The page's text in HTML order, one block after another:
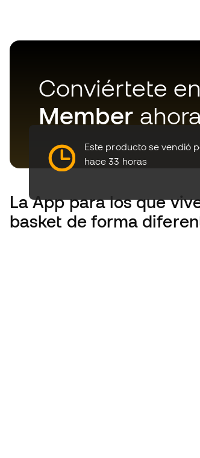
Este producto se vendió
hace 33 horas
Conviértete en
Member
La Apppara los que
basket de forma